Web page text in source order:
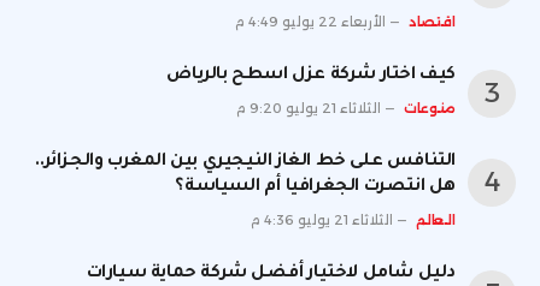
اقتصاد الأربعاء 22 يوليو 4:49 م
كيف اختار شركة عزل اسطح بالرياض
منوعات الثلاثاء 21 يوليو 9:20 م
التنافس على خط الغاز النيجيري بين المغرب والجزائر..
هل انتصرت الجغرافيا أم السياسة؟
العالم الثلاثاء 21 يوليو 4:36 م
دليل شامل لاختيار أفضل شركة حماية سيارات